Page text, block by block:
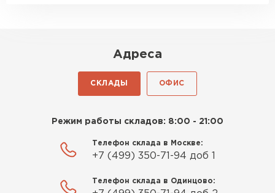
Адреса
СКЛАДЫ ОФИС
Режим работы складов: 8:00 - 21:00
Телефон склада в Москве:
+7 (499) 350-71-94 доб 1
Телефон склада в Одинцово: